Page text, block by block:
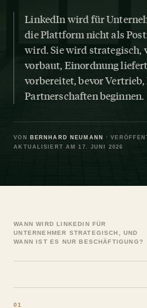
LinkedIn wird für
die Plattform nicht als
wird. Sie wird strategisch,
vorbaut, Einordnung
vorbereitet, bevor
Partnerschaften beginnen.
VON BERNHARD NEUMANN ·
AKTUALISIERT AM 17. JUNI 2026
WANN WIRD LINKEDIN FÜR
UNTERNEHMER STRATEGISCH, UND
WANN IST ES NUR BESCHÄFTIGUNG?